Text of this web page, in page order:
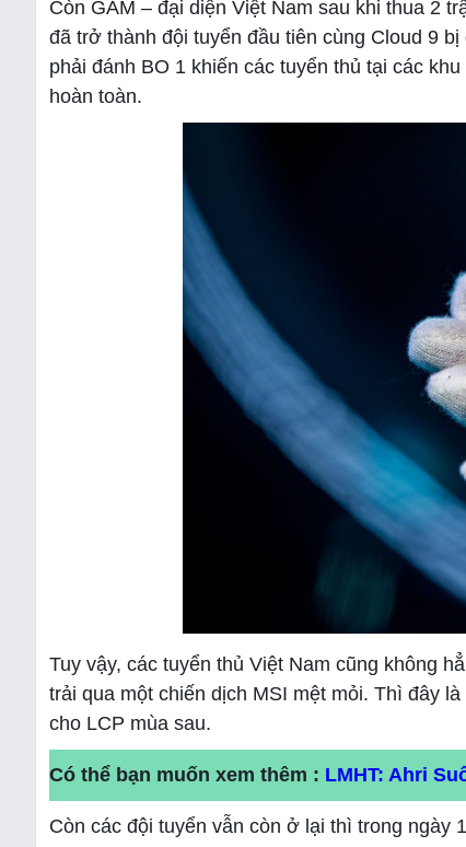
Còn GAM – đại diện Việt Nam sau khi thua 2
đã trở thành đội tuyển đầu tiên cùng Cloud 9
phải đánh BO 1 khiến các tuyển thủ tại các
hoàn toàn.
Tuy vậy, các tuyển thủ Việt Nam cũng không
trải qua một chiến dịch MSI mệt mỏi. Thì đây
cho LCP mùa sau.
Có thể bạn muốn xem thêm : LMHT: Ahri
Còn các đội tuyển vẫn còn ở lại thì trong ngày